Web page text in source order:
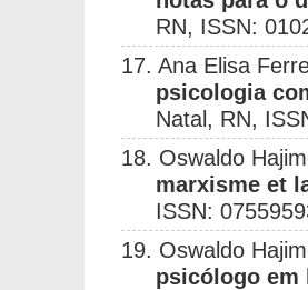
RN, ISSN:
17. Ana Elisa
psicologia
Natal, RN,
18. Oswaldo
marxisme et
ISSN:
19. Oswaldo
psicólogo em